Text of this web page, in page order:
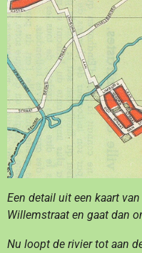
Een detail uit een kaart
Willemstraat en gaat dan
Nu loopt de rivier tot aan